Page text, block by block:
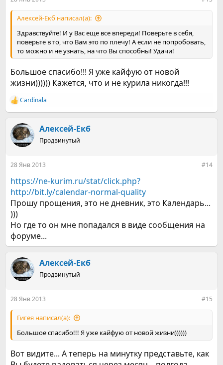
Алексей-Екб написал(а):
Здравствуйте! И у Вас еще все впереди! Поверьте в себя,
поверьте в то, что Вам это по плечу! А если не попробовать,
то можно и не узнать, на что Вы способны! Удачи!
Большое спасибо!!! Я уже кайфую от новой
жизни)))))) Кажется, что и не курила никогда!!!
Р
е
к
ц
и
Cardinala
Алексей-Екб
Продвинутый
28 Янв 2013 #14
https://ne-kurim.ru/stat/click.php?
http://bit.ly/calendar-normal-quality
Прошу прощения, это не дневник, это Календарь...
)))
Но где то он мне попадался в виде сообщения на
форуме...
Алексей-Екб
Продвинутый
28 Янв 2013 #15
Гигея написал(а):
Большое спасибо!!! Я уже кайфую от новой жизни))))))
Вот видите... А теперь на минутку представьте, как